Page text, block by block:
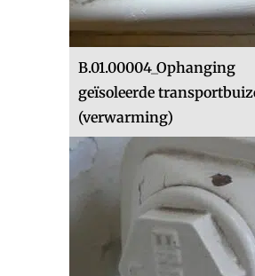
B.01.00004_Ophanging
geïsoleerde
(verwarming)